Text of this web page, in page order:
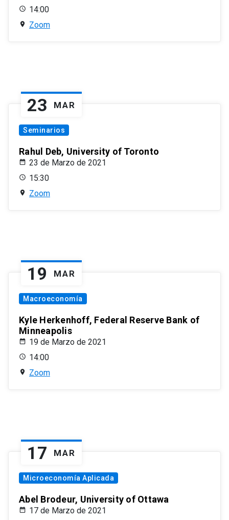
14:00
Zoom
23 MAR
Seminarios
Rahul Deb, University of Toronto
23 de Marzo de 2021
15:30
Zoom
19 MAR
Macroeconomía
Kyle Herkenhoff, Federal Reserve Bank of
Minneapolis
19 de Marzo de 2021
14:00
Zoom
17 MAR
Microeconomía Aplicada
Abel Brodeur, University of Ottawa
17 de Marzo de 2021